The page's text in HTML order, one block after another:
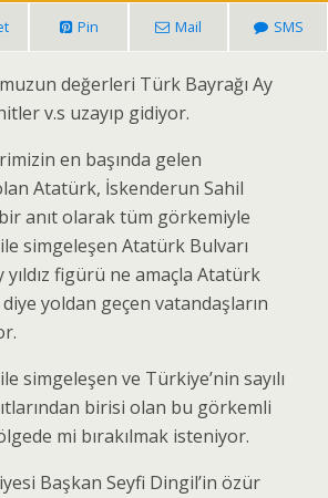
Pin Mail SMS
değerleri Türk Bayrağı Ay
v.s uzayıp gidiyor.
en başında gelen
Atatürk, İskenderun Sahil
anıt olarak tüm görkemiyle
simgeleşen Atatürk Bulvarı
yıldız figürü ne amaçla Atatürk
diye yoldan geçen vatandaşların
simgeleşen ve Türkiye’nin sayılı
birisi olan bu görkemli
mi bırakılmak isteniyor.
Başkan Seyfi Dingil’in özür